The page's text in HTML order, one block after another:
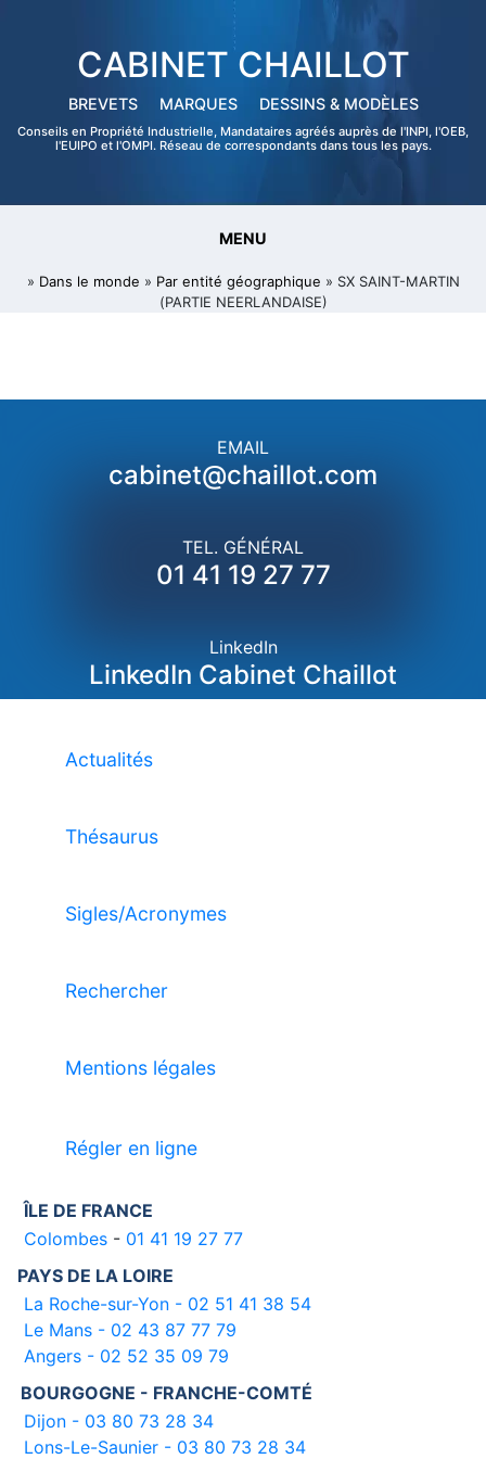
CABINET CHAILLOT
BREVETS MARQUES DESSINS & MODÈLES
Conseils en Propriété Industrielle, Mandataires agréés auprès de l'INPI, l'OEB,
l'EUIPO et l'OMPI. Réseau de correspondants dans tous les pays.
MENU
» Dans le monde » Par entité géographique » SX SAINT-MARTIN
(PARTIE NEERLANDAISE)
EMAIL
cabinet@chaillot.com
TEL. GÉNÉRAL
01 41 19 27 77
LinkedIn
LinkedIn Cabinet Chaillot
Actualités
Thésaurus
Sigles/Acronymes
Rechercher
Mentions légales
Régler en ligne
ÎLE DE FRANCE
Colombes - 01 41 19 27 77
PAYS DE LA LOIRE
La Roche-sur-Yon - 02 51 41 38 54
Le Mans - 02 43 87 77 79
Angers - 02 52 35 09 79
BOURGOGNE - FRANCHE-COMTÉ
Dijon - 03 80 73 28 34
Lons-Le-Saunier - 03 80 73 28 34